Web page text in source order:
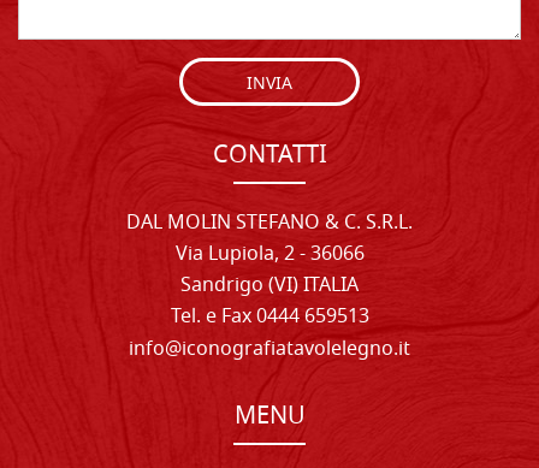
INVIA
CONTATTI
DAL MOLIN STEFANO & C. S.R.L.
Via Lupiola, 2 - 36066
Sandrigo (VI) ITALIA
Tel. e Fax 0444 659513
info@iconografiatavolelegno.it
MENU